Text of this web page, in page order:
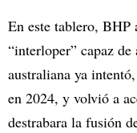
En este tablero, BHP
“interloper” capaz
australiana ya
en 2024, y volvió a
destrabara la fusión